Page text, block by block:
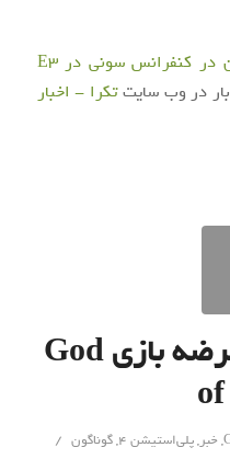
مهم ترین های پلی استیشن در کنفرانس سونی در E3
بار در وب سایتتکرا - اخبار
فاش شدن تاریخ عرضه بازی God
,خبر,پلی‌استیشن 4 ,گوناگون /